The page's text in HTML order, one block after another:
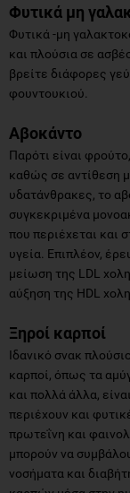
Φυτικά μη
Φυτικά -μη
και πλούσια σε
βρείτε διάφορες
φουντουκιού.
Αβοκάντο
Παρότι είναι
καθώς σε αντίθεση
υδατάνθρακες, το
συγκεκριμένα
που περιέχεται και
υγεία. Επιπλέον,
μείωση της LDL
αύξηση της HDL
Ξηροί καρποί
Ιδανικό σνακ
καρποί, όπως τα
και πολλά άλλα,
περιέχουν και
πρωτεΐνη και
μπορούν να
νοσήματα και